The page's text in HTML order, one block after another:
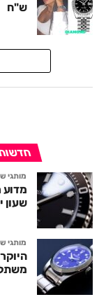
ש"ח
מותגי
מדוע
שעון
מותגי